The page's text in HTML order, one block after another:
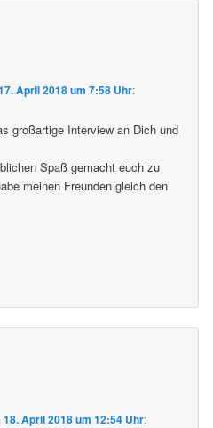
April 2018 um 7:58 Uhr:
großartige Interview an Dich und
Spaß gemacht euch zu
meinen Freunden gleich den
18. April 2018 um 12:54 Uhr: